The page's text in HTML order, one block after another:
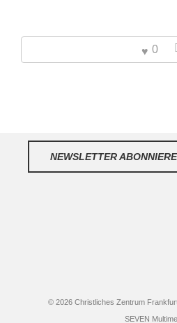
0
NEWSLETTER
© 2026 Christliches Zentrum
SEVEN